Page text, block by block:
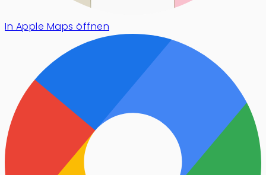
In Apple Maps öffnen